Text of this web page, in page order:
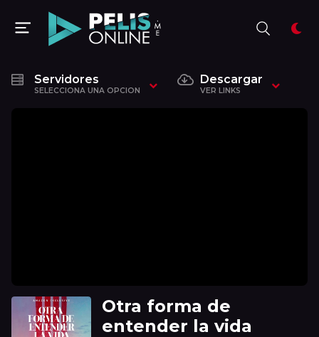
Servidores
SELECCIONA UNA OPCION
Descargar
VER LINKS
Otra forma de
entender la vida